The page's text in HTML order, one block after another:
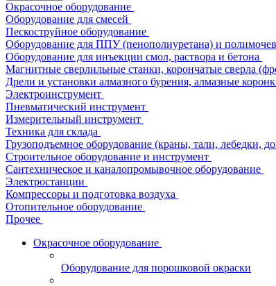
Окрасочное оборудование
Оборудование для смесей
Пескоструйное оборудование
Оборудование для ППУ (пенополиуретана) и
Оборудование для инъекции смол, раствора и бетона
Магнитные сверлильные станки, корончатые сверла
Дрели и установки алмазного бурения, алмазные
Электроинструмент
Пневматический инструмент
Измерительный инструмент
Техника для склада
Грузоподъемное оборудование (краны, тали, лебедки,
Строительное оборудование и инструмент
Сантехническое и каналопромывочное оборудование
Электростанции
Компрессоры и подготовка воздуха
Отопительное оборудование
Прочее
Окрасочное оборудование
Оборудование для порошковой окраски